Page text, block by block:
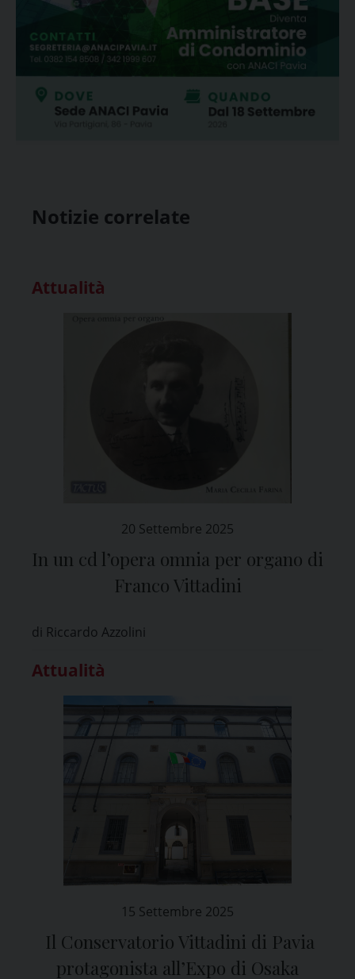
Notizie correlate
Attualità
20 Settembre 2025
In un cd l’opera omnia per organo di
Franco Vittadini
di Riccardo Azzolini
Attualità
15 Settembre 2025
Il Conservatorio Vittadini di Pavia
protagonista all’Expo di Osaka